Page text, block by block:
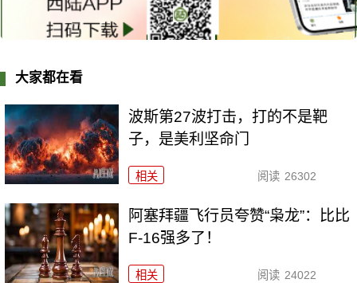
大家都在看
波斯第27波打击，打的不是靶
子，是美利坚命门
相关 阅读 26302
阿塞拜疆飞行员夸赞“枭龙”：比比
F-16强多了！
相关 阅读 24022